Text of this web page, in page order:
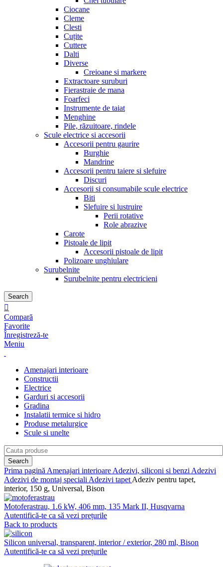
Ciocane
Cleme
Clesti
Cuțite
Cuttere
Dalti
Diverse
Creioane si markere
Extractoare suruburi
Fierastraie de mana
Foarfeci
Instrumente de taiat
Menghine
Pile, răzuitoare, rindele
Scule electrice si accesorii
Accesorii pentru gaurire
Burghie
Mandrine
Accesorii pentru taiere si slefuire
Discuri
Accesorii si consumabile scule electrice
Biti
Slefuire si lustruire
Perii rotative
Role abrazive
Carote
Pistoale de lipit
Accesorii pistoale de lipit
Polizoare unghiulare
Surubelnite
Surubelnite pentru electricieni
Search
Compară
Favorite
Înregistreză-te
Meniu
Amenajari interioare
Constructii
Electrice
Garduri si accesorii
Gradina
Instalatii termice si hidro
Produse metalurgice
Scule si unelte
Search
Prima pagină Amenajari interioare Adezivi, siliconi si benzi Adezivi
Adezivi de montaj speciali Adezivi tapet Adeziv pentru tapet,
interior, 150 g, Universal, Bison
Motoferastrau, 1.6 kW, 406 mm, 135 Mark II, Husqvarna
Autentifică-te ca să vezi prețurile
Back to products
Silicon universal, transparent, interior / exterior, 280 ml, Bison
Autentifică-te ca să vezi prețurile